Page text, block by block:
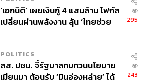
‘เอกนิติ’ เผยเงินกู้ 4 แสนล้าน โฟกัส
เปลี่ยนผ่านพลังงาน ลุ้น ‘ไทยช่วย
295
POLITICS
สส. ปชน. จี้รัฐบาลทบทวนนโยบาย
เมียนมา ต้อนรับ ‘มินอ่องหล่าย’ ได้
243